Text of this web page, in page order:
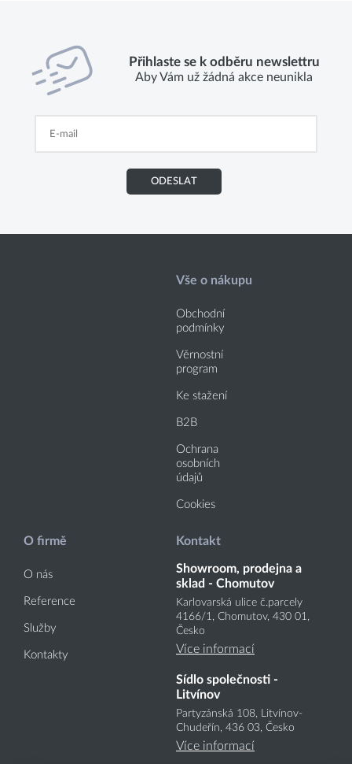
Přihlaste se k odběru newslettru
Aby Vám už žádná akce neunikla
ODESLAT
Vše o nákupu
Obchodní
podmínky
Věrnostní
program
Ke stažení
B2B
Ochrana
osobních
údajů
Cookies
O firmě
O nás
Reference
Služby
Kontakty
Kontakt
Showroom, prodejna a
sklad - Chomutov
Karlovarská ulice č.parcely
4166/1, Chomutov, 430 01,
Česko
Více informací
Sídlo společnosti -
Litvínov
Partyzánská 108, Litvínov-
Chudeřín, 436 03, Česko
Více informací